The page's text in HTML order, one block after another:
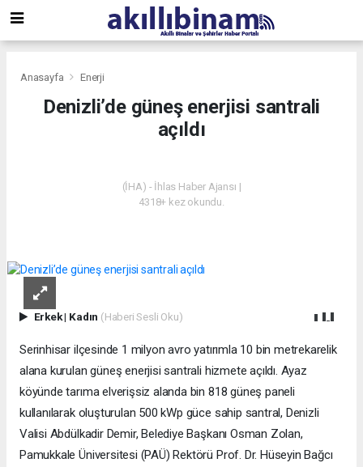
Anasayfa Enerji
Denizli’de güneş enerjisi santrali
açıldı
(İHA) - İhlas Haber Ajansı |
4318+ kez okundu.
Erkek| Kadın (Haberi Sesli Oku)
Serinhisar ilçesinde 1 milyon avro yatırımla 10 bin metrekarelik
alana kurulan güneş enerjisi santrali hizmete açıldı. Ayaz
köyünde tarıma elverişsiz alanda bin 818 güneş paneli
kullanılarak oluşturulan 500 kWp güce sahip santral, Denizli
Valisi Abdülkadir Demir, Belediye Başkanı Osman Zolan,
Pamukkale Üniversitesi (PAÜ) Rektörü Prof. Dr. Hüseyin Bağcı